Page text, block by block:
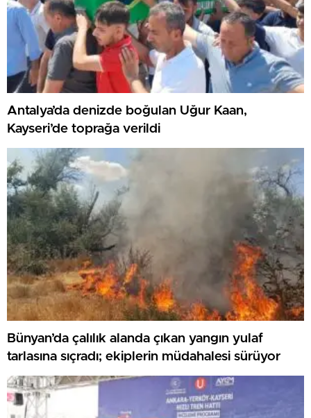
Antalya’da denizde boğulan Uğur Kaan,
Kayseri’de toprağa verildi
Bünyan’da çalılık alanda çıkan yangın yulaf
tarlasına sıçradı; ekiplerin müdahalesi sürüyor